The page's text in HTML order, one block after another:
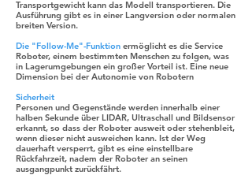
Transportgewicht kann das Modell transportieren. Die
Ausführung gibt es in einer Langversion oder normalen
breiten Version.
Die "Follow-Me"-Funktion ermöglicht es die Service
Roboter, einem bestimmten Menschen zu folgen, was
in Lagerumgebungen ein großer Vorteil ist. Eine neue
Dimension bei der Autonomie von Robotern
Sicherheit
Personen und Gegenstände werden innerhalb einer
halben Sekunde über LIDAR, Ultraschall und Bildsensor
erkannt, so dass der Roboter ausweit oder stehenbleit,
wenn dieser nicht ausweichen kann. Ist der Weg
dauerhaft versperrt, gibt es eine einstellbare
Rückfahrzeit, nadem der Roboter an seinen
ausgangpunkt zurückfährt.